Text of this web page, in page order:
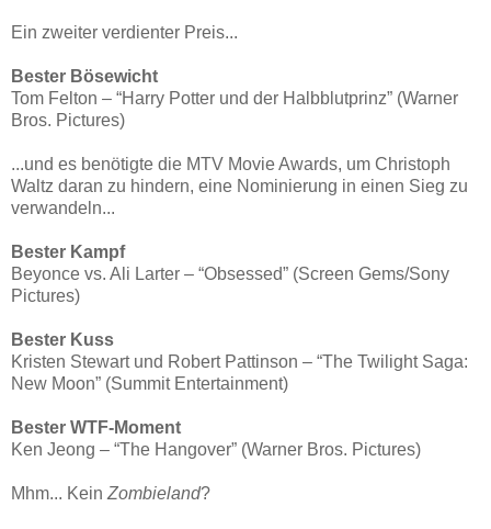
Ein zweiter verdienter Preis...
Bester Bösewicht
Tom Felton – “Harry Potter und der Halbblutprinz” (Warner
Bros. Pictures)
...und es benötigte die MTV Movie Awards, um Christoph
Waltz daran zu hindern, eine Nominierung in einen Sieg zu
verwandeln...
Bester Kampf
Beyonce vs. Ali Larter – “Obsessed” (Screen Gems/Sony
Pictures)
Bester Kuss
Kristen Stewart und Robert Pattinson – “The Twilight Saga:
New Moon” (Summit Entertainment)
Bester WTF-Moment
Ken Jeong – “The Hangover” (Warner Bros. Pictures)
Mhm... Kein Zombieland?